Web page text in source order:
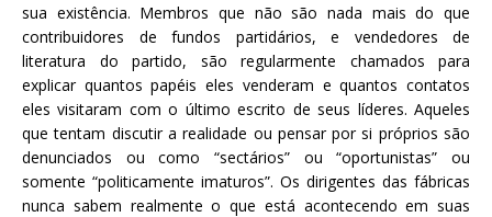
sua existência. Membros que não são nada mais do que
contribuidores de fundos partidários, e vendedores de
literatura do partido, são regularmente chamados para
explicar quantos papéis eles venderam e quantos contatos
eles visitaram com o último escrito de seus líderes. Aqueles
que tentam discutir a realidade ou pensar por si próprios são
denunciados ou como “sectários” ou “oportunistas” ou
somente “politicamente imaturos”. Os dirigentes das fábricas
nunca sabem realmente o que está acontecendo em suas